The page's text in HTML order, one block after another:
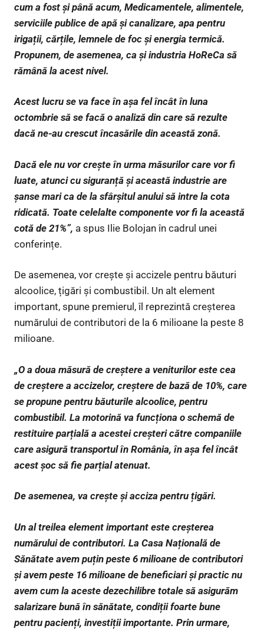
cum a fost și până acum, Medicamentele, alimentele,
serviciile publice de apă și canalizare, apa pentru
irigații, cărțile, lemnele de foc și energia termică.
Propunem, de asemenea, ca și industria HoReCa să
rămână la acest nivel.
Acest lucru se va face în așa fel încât în luna
octombrie să se facă o analiză din care să rezulte
dacă ne-au crescut încasările din această zonă.
Dacă ele nu vor crește în urma măsurilor care vor fi
luate, atunci cu siguranță și această industrie are
șanse mari ca de la sfârșitul anului să intre la cota
ridicată. Toate celelalte componente vor fi la această
cotă de 21%”, a spus Ilie Bolojan în cadrul unei
conferințe.
De asemenea, vor crește și accizele pentru băuturi
alcoolice, țigări și combustibil. Un alt element
important, spune premierul, îl reprezintă creșterea
numărului de contributori de la 6 milioane la peste 8
milioane.
„O a doua măsură de creștere a veniturilor este cea
de creștere a accizelor, creștere de bază de 10%, care
se propune pentru băuturile alcoolice, pentru
combustibil. La motorină va funcționa o schemă de
restituire parțială a acestei creșteri către companiile
care asigură transportul în România, în așa fel încât
acest șoc să fie parțial atenuat.
De asemenea, va crește și acciza pentru țigări.
Un al treilea element important este creșterea
numărului de contributori. La Casa Națională de
Sănătate avem puțin peste 6 milioane de contributori
și avem peste 16 milioane de beneficiari și practic nu
avem cum la aceste dezechilibre totale să asigurăm
salarizare bună în sănătate, condiții foarte bune
pentru pacienți, investiții importante. Prin urmare,